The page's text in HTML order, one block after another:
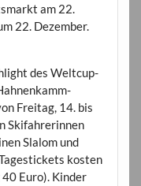
am 22.
22. Dezember.
des Weltcup-
Freitag, 14. bis
Skifahrerinnen
Slalom und
kosten
Euro). Kinder